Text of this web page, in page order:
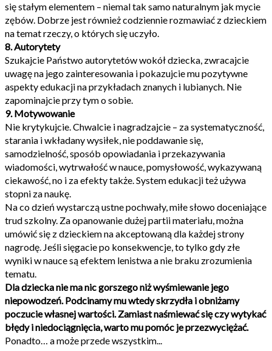
się stałym elementem – niemal tak samo naturalnym jak mycie
zębów. Dobrze jest również codziennie rozmawiać z dzieckiem
na temat rzeczy, o których się uczyło.
8. Autorytety
Szukajcie Państwo autorytetów wokół dziecka, zwracajcie
uwagę na jego zainteresowania i pokazujcie mu pozytywne
aspekty edukacji na przykładach znanych i lubianych. Nie
zapominajcie przy tym o sobie.
9. Motywowanie
Nie krytykujcie. Chwalcie i nagradzajcie – za systematyczność,
starania i wkładany wysiłek, nie poddawanie się,
samodzielność, sposób opowiadania i przekazywania
wiadomości, wytrwałość w nauce, pomysłowość, wykazywaną
ciekawość, no i za efekty także. System edukacji też używa
stopni za naukę.
Na co dzień wystarczą ustne pochwały, miłe słowo doceniające
trud szkolny. Za opanowanie dużej partii materiału, można
umówić się z dzieckiem na akceptowaną dla każdej strony
nagrodę. Jeśli sięgacie po konsekwencje, to tylko gdy złe
wyniki w nauce są efektem lenistwa a nie braku zrozumienia
tematu.
Dla dziecka nie ma nic gorszego niż wyśmiewanie jego
niepowodzeń. Podcinamy mu wtedy skrzydła i obniżamy
poczucie własnej wartości. Zamiast naśmiewać się czy wytykać
błędy i niedociągnięcia, warto mu pomóc je przezwyciężać.
Ponadto… a może przede wszystkim...